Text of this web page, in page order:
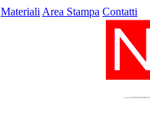
Materiali Area Stampa Contatti